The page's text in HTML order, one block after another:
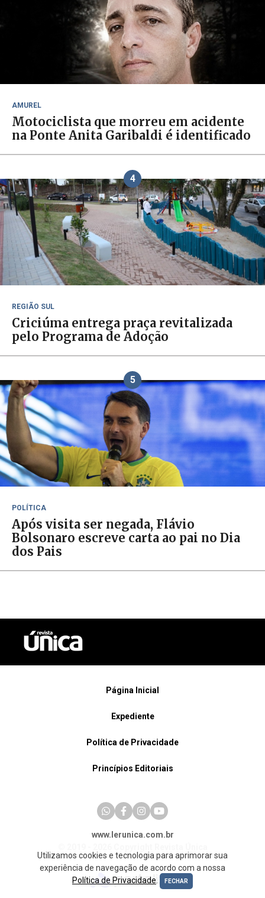
AMUREL
Motociclista que morreu em acidente
na Ponte Anita Garibaldi é identificado
4
REGIÃO SUL
Criciúma entrega praça revitalizada
pelo Programa de Adoção
5
POLÍTICA
Após visita ser negada, Flávio
Bolsonaro escreve carta ao pai no Dia
dos Pais
Página Inicial
Expediente
Política de Privacidade
Princípios Editoriais
www.lerunica.com.br
Utilizamos cookies e tecnologia para aprimorar sua
experiência de navegação de acordo com a nossa
Política de Privacidade
FECHAR